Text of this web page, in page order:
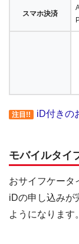
スマホ決済
注目!! iD付きの
モバイルタイ
おサイフケータ
iDの申し込みが
ようになります。